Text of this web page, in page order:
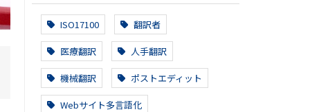
ISO17100 翻訳者
医療翻訳 人手翻訳
機械翻訳 ポストエディット
Webサイト多言語化